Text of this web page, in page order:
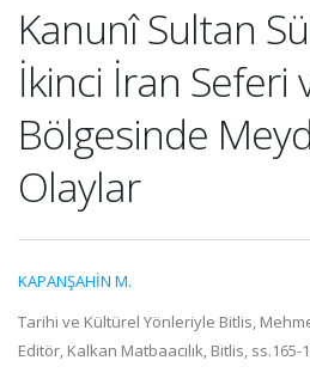
Kanunî Sultan
İkinci İran Seferi
Bölgesinde
Olaylar
KAPANŞAHİN M.
Tarihi ve Kültürel Yönleriyle Bitlis,
Editör, Kalkan Matbaacılık, Bitlis, ss.165-